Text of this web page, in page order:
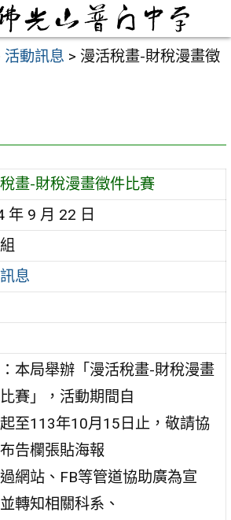
活動訊息 > 漫活稅畫-財稅漫畫徵
畫-財稅漫畫徵件比賽
年 9 月 22 日
息
本局舉辦「漫活稅畫-財稅漫畫
賽」，活動期間自
至113年10月15日止，敬請協
告欄張貼海報
網站、FB等管道協助廣為宣
轉知相關科系、